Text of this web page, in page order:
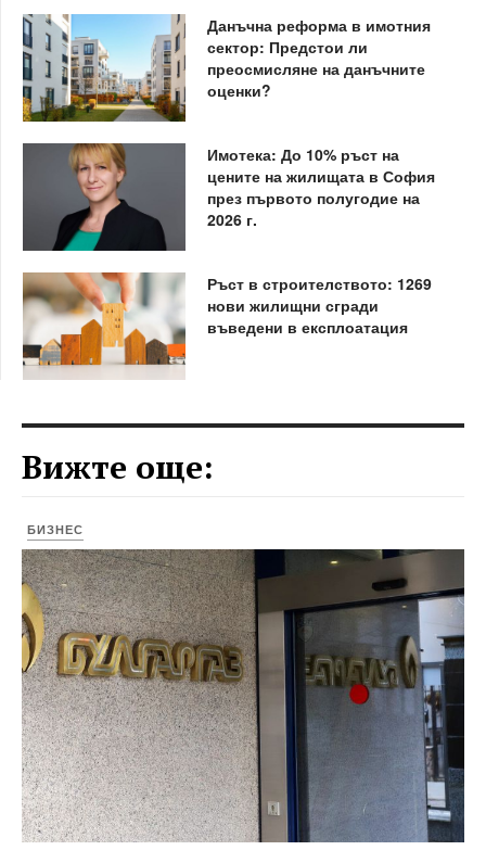
Данъчна реформа в имотния
сектор: Предстои ли
преосмисляне на данъчните
оценки?
Имотека: До 10% ръст на
цените на жилищата в София
през първото полугодие на
2026 г.
Ръст в строителството: 1269
нови жилищни сгради
въведени в експлоатация
Вижте още:
БИЗНЕС